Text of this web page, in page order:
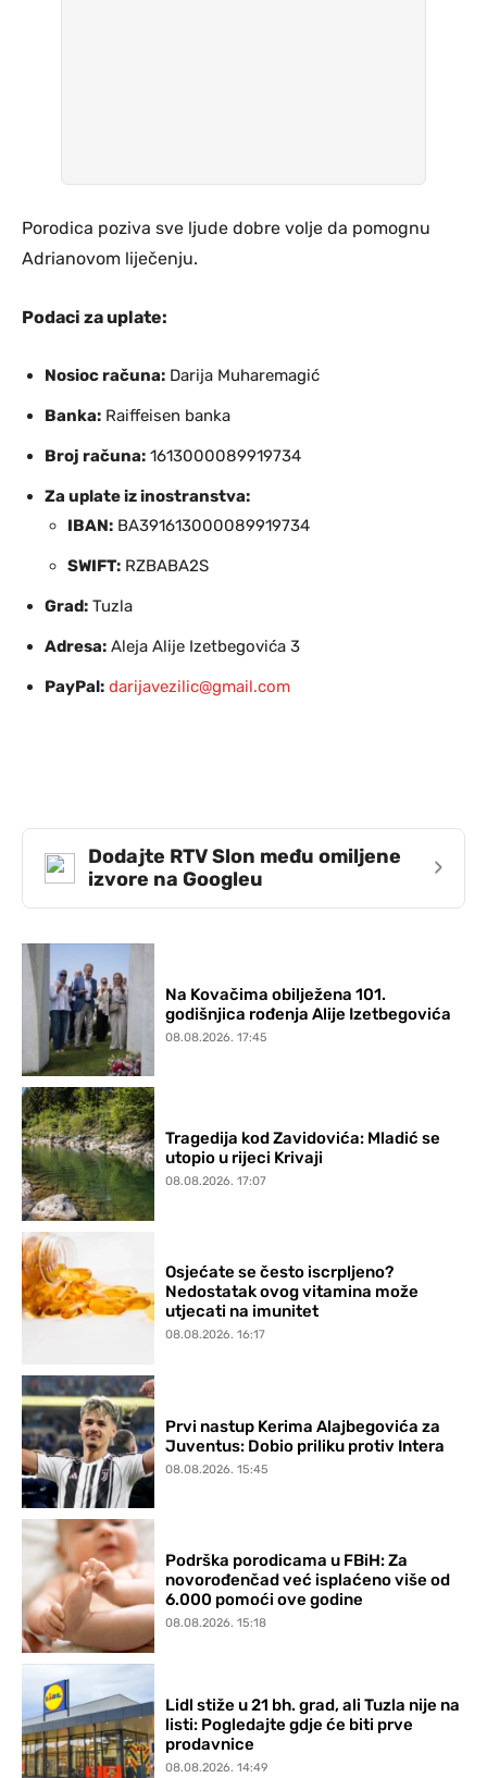
Porodica poziva sve ljude dobre volje da pomognu
Adrianovom liječenju.
Podaci za uplate:
Nosioc računa: Darija Muharemagić
Banka: Raiffeisen banka
Broj računa: 1613000089919734
Za uplate iz inostranstva:
IBAN: BA391613000089919734
SWIFT: RZBABA2S
Grad: Tuzla
Adresa: Aleja Alije Izetbegovića 3
PayPal: darijavezilic@gmail.com
Dodajte RTV Slon među omiljene
izvore na Googleu
›
Na Kovačima obilježena 101.
godišnjica rođenja Alije Izetbegovića
08.08.2026. 17:45
Tragedija kod Zavidovića: Mladić se
utopio u rijeci Krivaji
08.08.2026. 17:07
Osjećate se često iscrpljeno?
Nedostatak ovog vitamina može
utjecati na imunitet
08.08.2026. 16:17
Prvi nastup Kerima Alajbegovića za
Juventus: Dobio priliku protiv Intera
08.08.2026. 15:45
Podrška porodicama u FBiH: Za
novorođenčad već isplaćeno više od
6.000 pomoći ove godine
08.08.2026. 15:18
Lidl stiže u 21 bh. grad, ali Tuzla nije na
listi: Pogledajte gdje će biti prve
prodavnice
08.08.2026. 14:49